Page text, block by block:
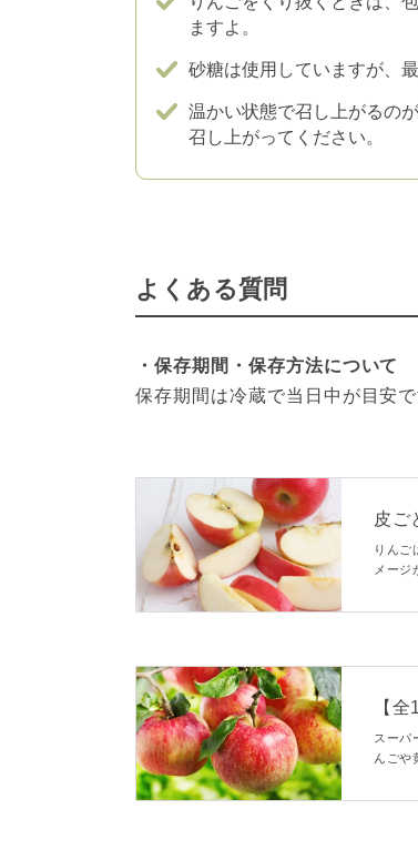
ますよ。
砂糖は使用していますが、
温かい状態で召し上がるの
召し上がってください。
よくある質問
・保存期間・保存方法について
保存期間は冷蔵で当日中が目安
皮ご
ヘル
りんご
メージ
士が解
【
う
スーパ
んごや
品種を